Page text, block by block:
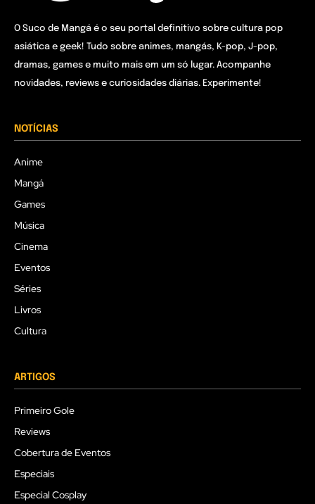
O Suco de Mangá é o seu portal definitivo sobre cultura pop
asiática e geek! Tudo sobre animes, mangás, K-pop, J-pop,
dramas, games e muito mais em um só lugar. Acompanhe
novidades, reviews e curiosidades diárias. Experimente!
NOTÍCIAS
Anime
Mangá
Games
Música
Cinema
Eventos
Séries
Livros
Cultura
ARTIGOS
Primeiro Gole
Reviews
Cobertura de Eventos
Especiais
Especial Cosplay